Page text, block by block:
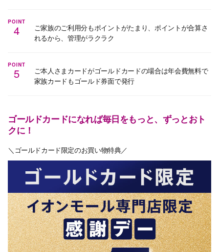
POINT
4
ご家族のご利用分もポイントがたまり、ポイントが合算さ
れるから、管理がラクラク
POINT
5
ご本人さまカードがゴールドカードの場合は年会費無料で
家族カードもゴールド券面で発行
ゴールドカードになれば毎日をもっと、ずっとおト
クに！
＼ゴールドカード限定のお買い物特典／